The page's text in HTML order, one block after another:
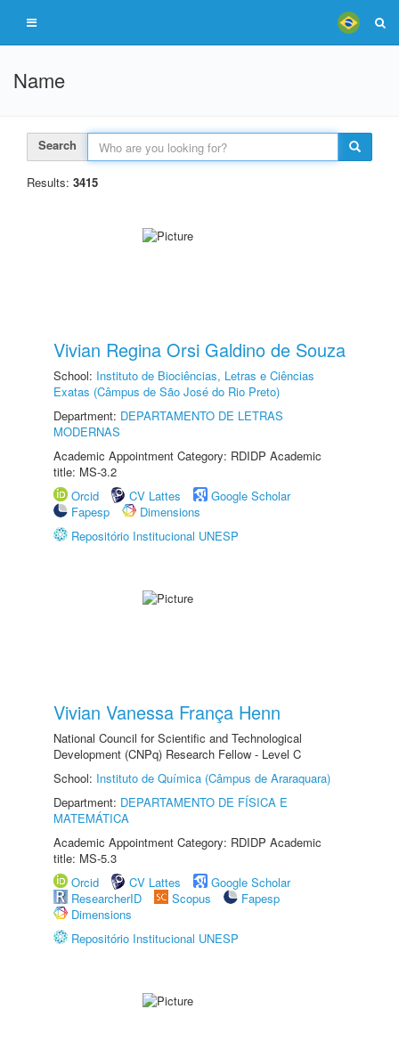
Name
Search
Results: 3415
Vivian Regina Orsi Galdino de Souza
School: Instituto de Biociências, Letras e Ciências
Exatas (Câmpus de São José do Rio Preto)
Department: DEPARTAMENTO DE LETRAS
MODERNAS
Academic Appointment Category: RDIDP Academic
title: MS-3.2
Orcid
CV Lattes
Google Scholar
Fapesp
Dimensions
Repositório Institucional UNESP
Vivian Vanessa França Henn
National Council for Scientific and Technological
Development (CNPq) Research Fellow - Level C
School: Instituto de Química (Câmpus de Araraquara)
Department: DEPARTAMENTO DE FÍSICA E
MATEMÁTICA
Academic Appointment Category: RDIDP Academic
title: MS-5.3
Orcid
CV Lattes
Google Scholar
ResearcherID
Scopus
Fapesp
Dimensions
Repositório Institucional UNESP